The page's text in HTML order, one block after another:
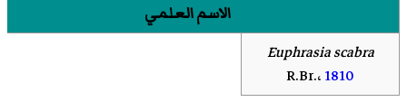
الاسم العلمي
Euphrasia scabra
R.Br.،1810